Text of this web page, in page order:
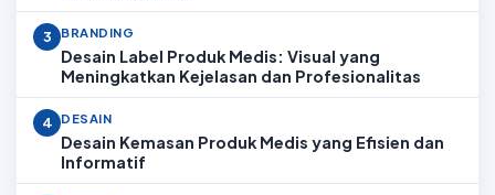
3 BRANDING
Desain Label Produk Medis: Visual yang
Meningkatkan Kejelasan dan Profesionalitas
4 DESAIN
Desain Kemasan Produk Medis yang Efisien dan
Informatif